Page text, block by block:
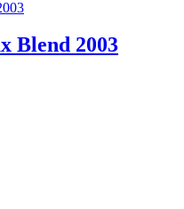
Blend 2003